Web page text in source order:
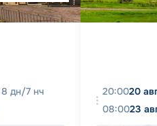
8 дн/7 нч
20:0020
08:0023